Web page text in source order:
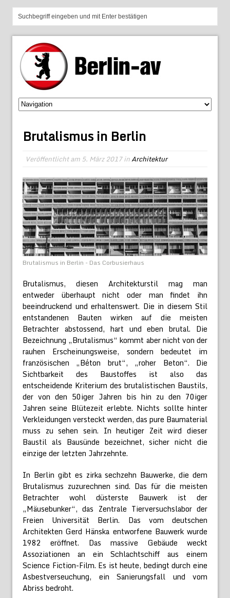
Brutalismus in Berlin
Veröffentlicht am5. März 2017inArchitektur
Brutalismus in Berlin - Das Corbusierhaus
Brutalismus, diesen Architekturstil mag man
entweder überhaupt nicht oder man findet ihn
beeindruckend und erhaltenswert. Die in diesem Stil
entstandenen Bauten wirken auf die meisten
Betrachter abstossend, hart und eben brutal. Die
Bezeichnung „Brutalismus“ kommt aber nicht von der
rauhen Erscheinungsweise, sondern bedeutet im
französischen „Béton brut“, „roher Beton“. Die
Sichtbarkeit des Baustoffes ist also das
entscheidende Kriterium des brutalistischen Baustils,
der von den 50iger Jahren bis hin zu den 70iger
Jahren seine Blütezeit erlebte. Nichts sollte hinter
Verkleidungen versteckt werden, das pure Baumaterial
muss zu sehen sein. In heutiger Zeit wird dieser
Baustil als Bausünde bezeichnet, sicher nicht die
einzige der letzten Jahrzehnte.
In Berlin gibt es zirka sechzehn Bauwerke, die dem
Brutalismus zuzurechnen sind. Das für die meisten
Betrachter wohl düsterste Bauwerk ist der
„Mäusebunker“, das Zentrale Tierversuchslabor der
Freien Universität Berlin. Das vom deutschen
Architekten Gerd Hänska entworfene Bauwerk wurde
1982 eröffnet. Das massive Gebäude weckt
Assoziationen an ein Schlachtschiff aus einem
Science Fiction-Film. Es ist heute, bedingt durch eine
Asbestverseuchung, ein Sanierungsfall und vom
Abriss bedroht.